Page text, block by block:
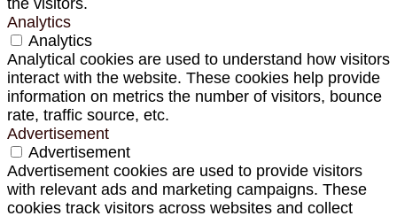
Analytics
Analytics
Analytical cookies are used to understand how visitors
interact with the website. These cookies help provide
information on metrics the number of visitors, bounce
rate, traffic source, etc.
Advertisement
Advertisement
Advertisement cookies are used to provide visitors
with relevant ads and marketing campaigns. These
cookies track visitors across websites and collect